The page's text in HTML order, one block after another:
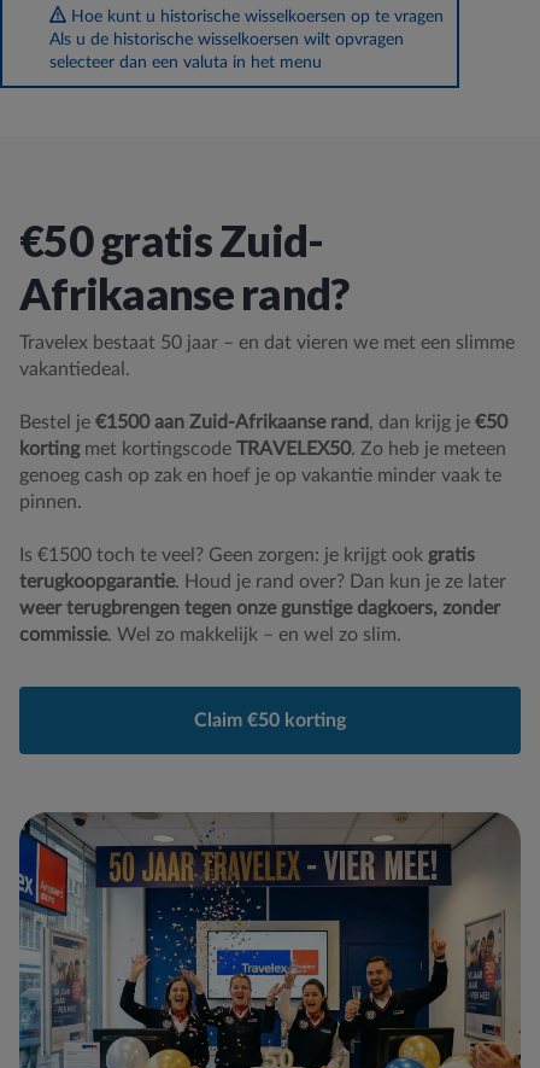
Hoe kunt u historische wisselkoersen op te vragen
Als u de historische wisselkoersen wilt opvragen
selecteer dan een valuta in het menu
€50 gratis Zuid-
Afrikaanse rand?
Travelex bestaat 50 jaar – en dat vieren we met een slimme
vakantiedeal.
Bestel je €1500 aan Zuid-Afrikaanse rand, dan krijg je €50
kortingmet kortingscode TRAVELEX50. Zo heb je meteen
genoeg cash op zak en hoef je op vakantie minder vaak te
pinnen.
Is €1500 toch te veel? Geen zorgen: je krijgt ook gratis
terugkoopgarantie. Houd je rand over? Dan kun je ze later
weer terugbrengen tegen onze gunstige dagkoers, zonder
commissie. Wel zo makkelijk – en wel zo slim.
Claim €50 korting